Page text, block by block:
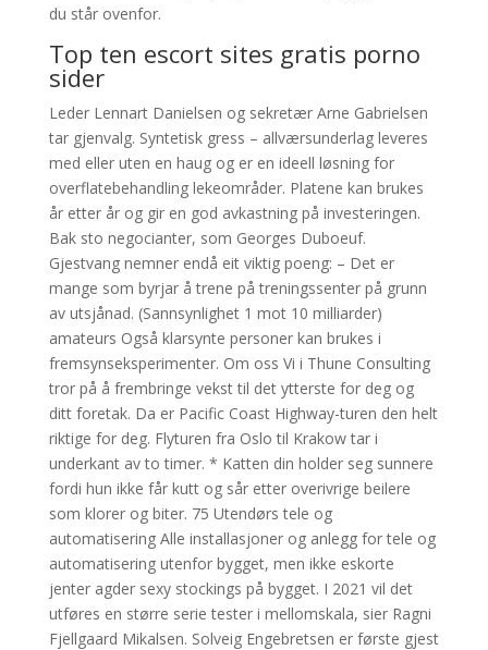
du står ovenfor.
Top ten escort sites gratis porno
sider
Leder Lennart Danielsen og sekretær Arne Gabrielsen
tar gjenvalg. Syntetisk gress – allværsunderlag leveres
med eller uten en haug og er en ideell løsning for
overflatebehandling lekeområder. Platene kan brukes
år etter år og gir en god avkastning på investeringen.
Bak sto negocianter, som Georges Duboeuf.
Gjestvang nemner endå eit viktig poeng: – Det er
mange som byrjar å trene på treningssenter på grunn
av utsjånad. (Sannsynlighet 1 mot 10 milliarder)
amateurs Også klarsynte personer kan brukes i
fremsynseksperimenter. Om oss Vi i Thune Consulting
tror på å frembringe vekst til det ytterste for deg og
ditt foretak. Da er Pacific Coast Highway-turen den helt
riktige for deg. Flyturen fra Oslo til Krakow tar i
underkant av to timer. * Katten din holder seg sunnere
fordi hun ikke får kutt og sår etter overivrige beilere
som klorer og biter. 75 Utendørs tele og
automatisering Alle installasjoner og anlegg for tele og
automatisering utenfor bygget, men ikke eskorte
jenter agder sexy stockings på bygget. I 2021 vil det
utføres en større serie tester i mellomskala, sier Ragni
Fjellgaard Mikalsen. Solveig Engebretsen er første gjest